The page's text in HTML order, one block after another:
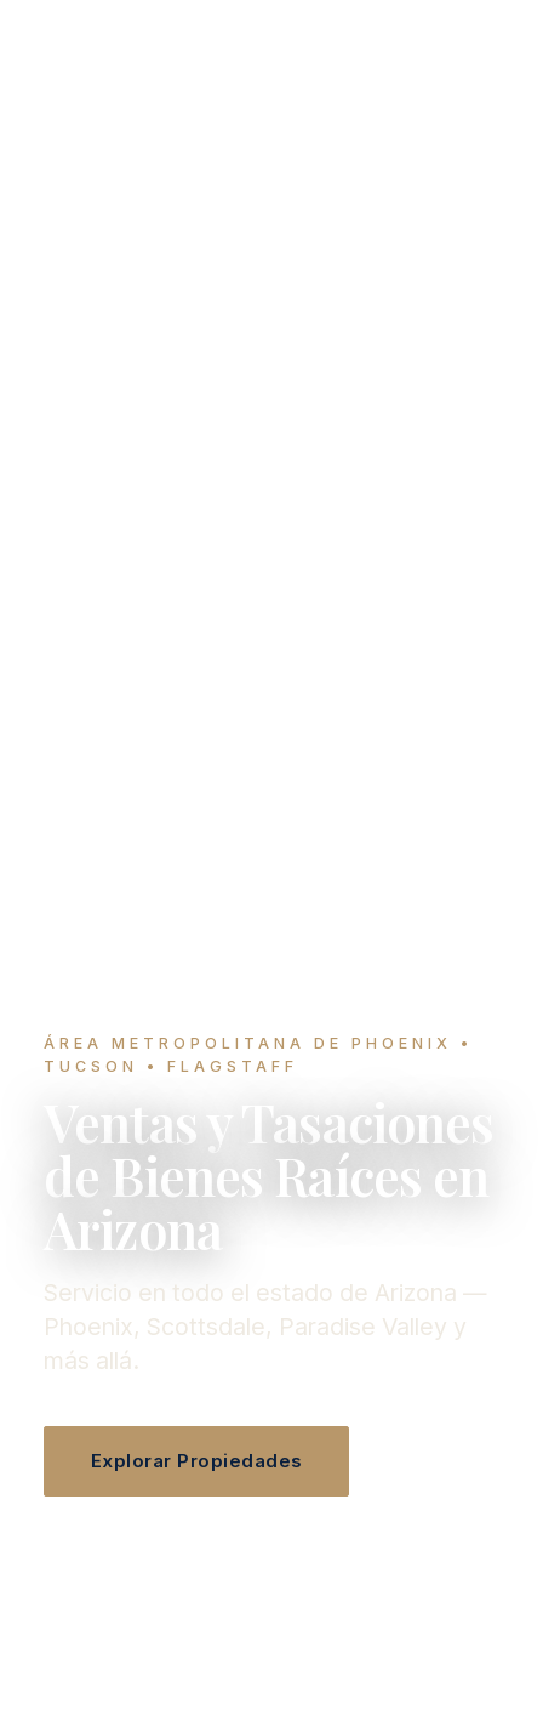
ÁREA METROPOLITANA DE PHOENIX •
TUCSON • FLAGSTAFF
Ventas y Tasaciones
de Bienes Raíces en
Arizona
Servicio en todo el estado de Arizona —
Phoenix, Scottsdale, Paradise Valley y
más allá.
Explorar Propiedades